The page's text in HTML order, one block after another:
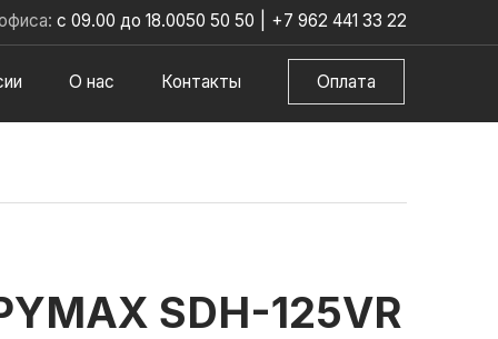
с 09.00 до 18.0050 50 50 +7 962 441 33 22
О нас Контакты Оплата
SDH-125VR